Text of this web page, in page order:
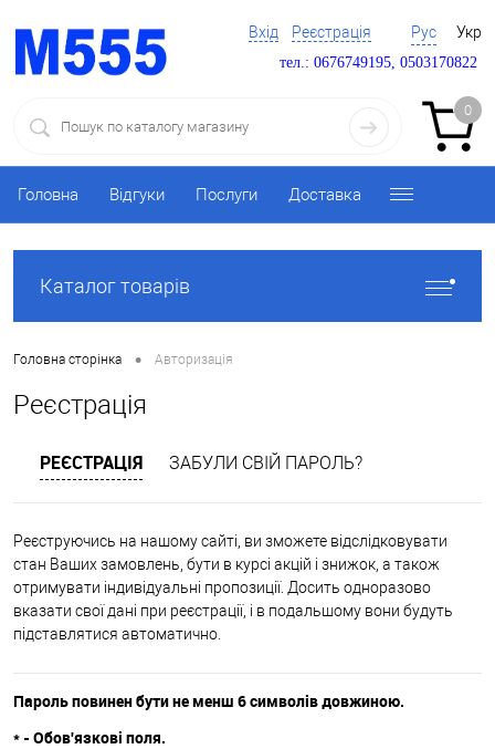
Вхід Реєстрація Рус Укр
тел.: 0676749195, 0503170822
0
Головна Відгуки Послуги Доставка
Каталог товарів
Головна сторінка • Авторизація
Реєстрація
РЕЄСТРАЦІЯ ЗАБУЛИ СВІЙ ПАРОЛЬ?
Реєструючись на нашому сайті, ви зможете відслідковувати
стан Ваших замовлень, бути в курсі акцій і знижок, а також
отримувати індивідуальні пропозиції. Досить одноразово
вказати свої дані при реєстрації, і в подальшому вони будуть
підставлятися автоматично.
Пароль повинен бути не менш 6 символів довжиною.
* - Обов'язкові поля.